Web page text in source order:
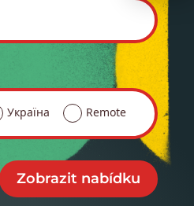
Україна Remote